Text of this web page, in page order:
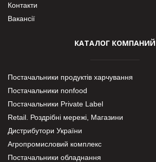
Контакти
Вакансії
КАТАЛОГ КОМПАНИЙ
Постачальники продуктів харчування
Постачальники nonfood
Постачальники Private Label
Retail. Роздрібні мережі, Магазини
Дистрибутори України
Агропромисловий комплекс
Постачальники обладнання